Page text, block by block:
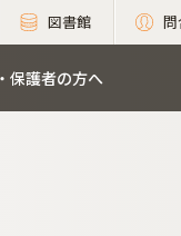
図書館 問
保護者の方へ